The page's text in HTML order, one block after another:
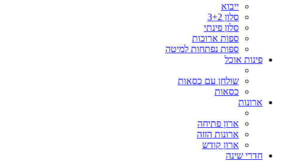
ייבוא
סלון 3+2
סלון פינתי
ספות ארוכות
ספות נפתחות למיטה
פינות אוכל
שולחן עם כסאות
כסאות
ארונות
ארון פתיחה
ארונות הזזה
ארון קודש
חדרי שינה